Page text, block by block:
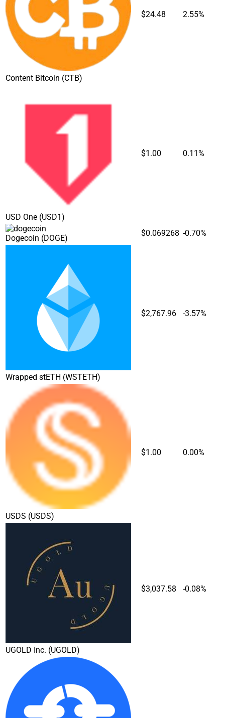
Content Bitcoin (CTB)
$24.48 2.55%
USD One (USD1)
$1.00 0.11%
Dogecoin (DOGE)
$0.069268 -0.70%
Wrapped stETH (WSTETH)
$2,767.96 -3.57%
USDS (USDS)
$1.00 0.00%
UGOLD Inc. (UGOLD)
$3,037.58 -0.08%